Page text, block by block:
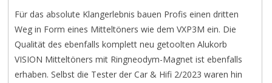
Für das absolute Klangerlebnis bauen Profis einen dritten
Weg in Form eines Mitteltöners wie dem VXP3M ein. Die
Qualität des ebenfalls komplett neu getoolten Alukorb
VISION Mitteltöners mit Ringneodym-Magnet ist ebenfalls
erhaben. Selbst die Tester der Car & Hifi 2/2023 waren hin